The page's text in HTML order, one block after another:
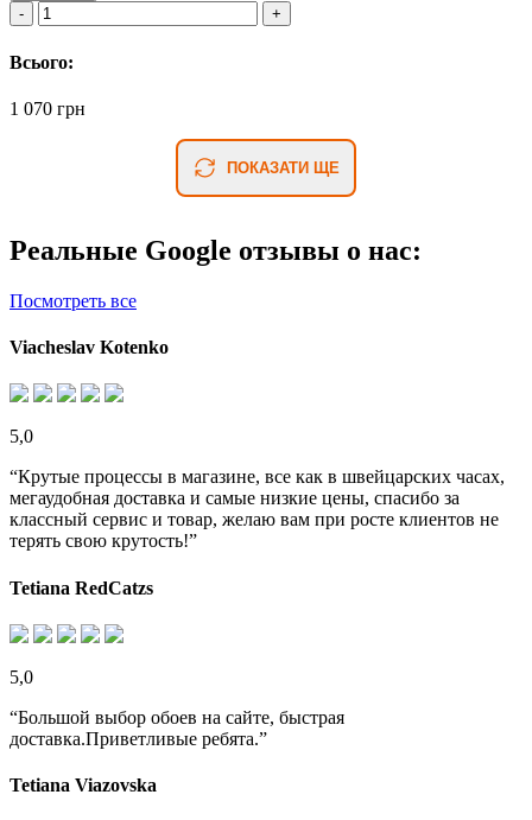
Всього:
1 070 грн
ПОКАЗАТИ ЩЕ
Реальные Google отзывы о нас:
Посмотреть все
Viacheslav Kotenko
5,0
“Крутые процессы в магазине, все как в швейцарских часах,
мегаудобная доставка и самые низкие цены, спасибо за
классный сервис и товар, желаю вам при росте клиентов не
терять свою крутость!”
Tetiana RedCatzs
5,0
“Большой выбор обоев на сайте, быстрая
доставка.Приветливые ребята.”
Tetiana Viazovska